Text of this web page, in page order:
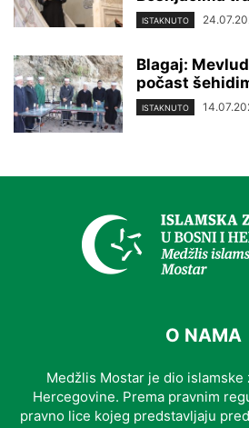
ISTAKNUTO
Blagaj:
počast
ISTAKNUTO
O NAMA
Medžlis Mostar je dio islamske
Hercegovine. Prema pravnim
pravno lice kojeg predstavljaju